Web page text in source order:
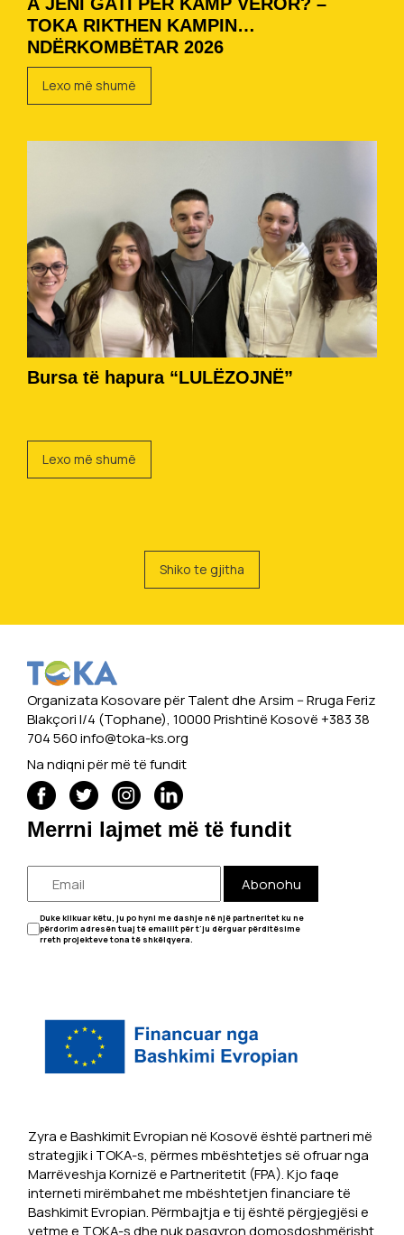
TOKA RIKTHEN KAMPIN
NDËRKOMBËTAR 2026
Lexo më shumë
Bursa të hapura “LULËZOJNË”
Lexo më shumë
Shiko te gjitha
Organizata Kosovare për Talent dhe Arsim -- Rruga Feriz
Blakçori I/4 (Tophane), 10000 Prishtinë Kosovë +383 38
704 560info@toka-ks.org
Na ndiqni për më të fundit
Merrni lajmet më të fundit
Abonohu
Duke klikuar këtu, ju po hyni me dashje në një partneritet ku ne
përdorim adresën tuaj të emailit për t'ju dërguar përditësime
rreth projekteve tona të shkëlqyera.
Zyra e Bashkimit Evropian në Kosovë është partneri më
strategjik i TOKA-s, përmes mbështetjes së ofruar nga
Marrëveshja Kornizë e Partneritetit (FPA). Kjo faqe
interneti mirëmbahet me mbështetjen financiare të
Bashkimit Evropian. Përmbajtja e tij është përgjegjësi e
vetme e TOKA-s dhe nuk pasqyron domosdoshmërisht